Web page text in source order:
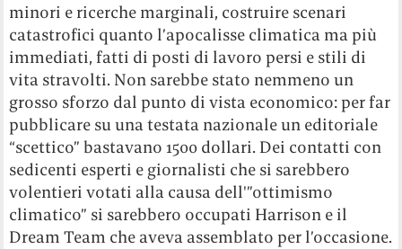
minori e ricerche marginali, costruire scenari
catastrofici quanto l’apocalisse climatica ma più
immediati, fatti di posti di lavoro persi e stili di
vita stravolti. Non sarebbe stato nemmeno un
grosso sforzo dal punto di vista economico: per far
pubblicare su una testata nazionale un editoriale
“scettico” bastavano 1500 dollari. Dei contatti con
sedicenti esperti e giornalisti che si sarebbero
volentieri votati alla causa dell'”ottimismo
climatico” si sarebbero occupati Harrison e il
Dream Team che aveva assemblato per l’occasione.